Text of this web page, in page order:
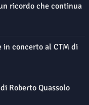
ricordo che continua
in concerto al CTM di
Roberto Quassolo